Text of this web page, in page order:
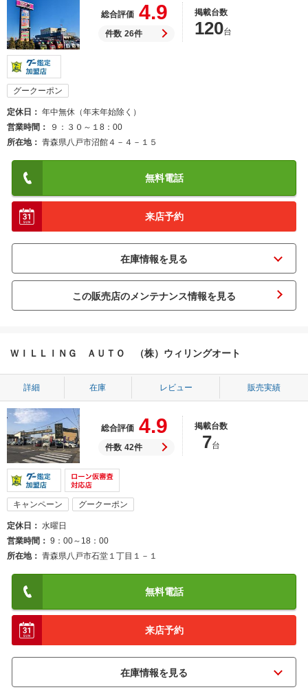
総合評価 4.9
件数 26件
掲載台数
120台
グークーポン
定休日
年中無休（年末年始除く）
営業時間
９：３０～１8：00
所在地
青森県八戸市沼館４－４－１５
無料電話
来店予約
この販売店のメンテナンス情報を見る
ＷＩＬＬＩＮＧ ＡＵＴＯ （株）ウィリングオート
詳細 在庫 レビュー 販売実績
総合評価 4.9
件数 42件
掲載台数
7台
キャンペーン グークーポン
定休日
水曜日
営業時間
9：00～18：00
所在地
青森県八戸市石堂１丁目１－１
無料電話
来店予約